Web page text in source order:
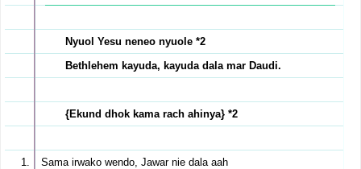
Nyuol Yesu neneo nyuole *2
Bethlehem kayuda, kayuda dala mar Daudi.
{Ekund dhok kama rach ahinya} *2
Sama irwako wendo, Jawar nie dala aah